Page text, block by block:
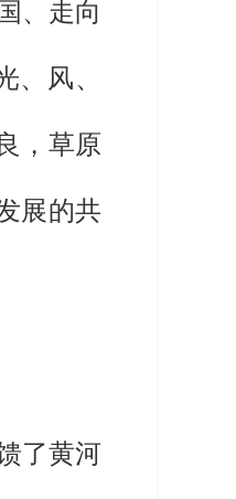
、走向
风、
，草原
展的共
了黄河